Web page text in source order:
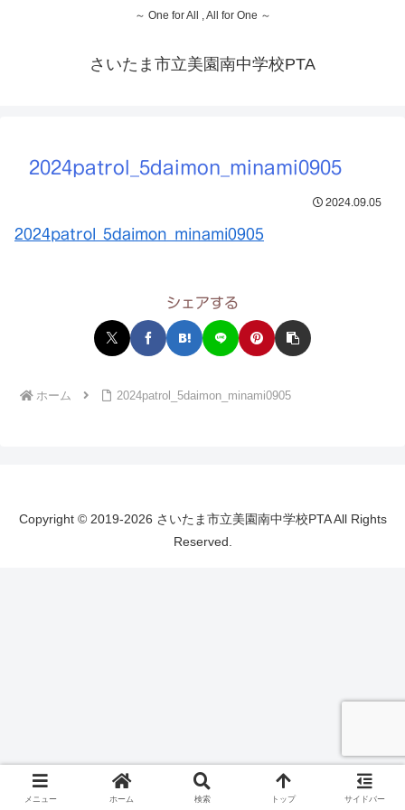
～ One for All , All for One ～
さいたま市立美園南中学校PTA
2024patrol_5daimon_minami0905
2024.09.05
2024patrol_5daimon_minami0905
シェアする
ホーム 2024patrol_5daimon_minami0905
Copyright © 2019-2026 さいたま市立美園南中学校PTA All Rights
Reserved.
メニュー ホーム 検索 トップ サイドバー